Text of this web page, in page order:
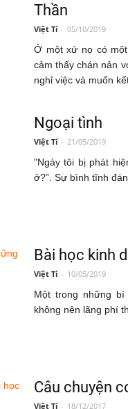
Thần
Việt Tí - 05/10/2019
Ở một xứ nọ có
cảm thấy chán nản
nghỉ việc và muốn
Ngoại tình
Việt Tí - 21/05/2019
"Ngày tôi bị phát
ở?”. Sự bình tĩnh
Bài học kinh
Việt Tí - 10/05/2019
Một trong những
không nên lãng phí
Câu chuyện
Việt Tí - 18/12/2017